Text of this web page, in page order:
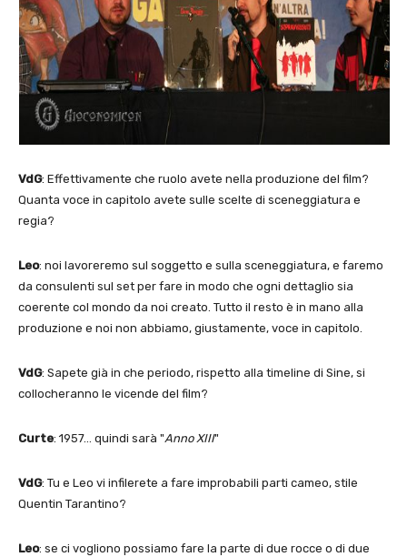
VdG: Effettivamente che ruolo avete nella produzione del film?
Quanta voce in capitolo avete sulle scelte di sceneggiatura e
regia?
Leo: noi lavoreremo sul soggetto e sulla sceneggiatura, e faremo
da consulenti sul set per fare in modo che ogni dettaglio sia
coerente col mondo da noi creato. Tutto il resto è in mano alla
produzione e noi non abbiamo, giustamente, voce in capitolo.
VdG: Sapete già in che periodo, rispetto alla timeline di Sine, si
collocheranno le vicende del film?
Curte: 1957… quindi sarà "Anno XIII"
VdG: Tu e Leo vi infilerete a fare improbabili parti cameo, stile
Quentin Tarantino?
Leo: se ci vogliono possiamo fare la parte di due rocce o di due